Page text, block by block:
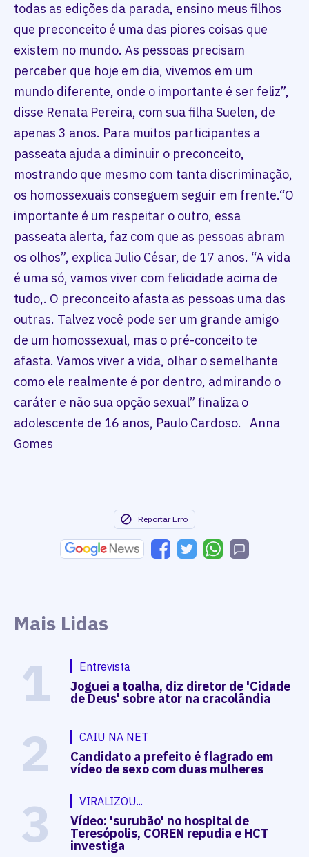
todas as edições da parada, ensino meus filhos
que preconceito é uma das piores coisas que
existem no mundo. As pessoas precisam
perceber que hoje em dia, vivemos em um
mundo diferente, onde o importante é ser feliz”,
disse Renata Pereira, com sua filha Suelen, de
apenas 3 anos. Para muitos participantes a
passeata ajuda a diminuir o preconceito,
mostrando que mesmo com tanta discriminação,
os homossexuais conseguem seguir em frente.“O
importante é um respeitar o outro, essa
passeata alerta, faz com que as pessoas abram
os olhos”, explica Julio César, de 17 anos. “A vida
é uma só, vamos viver com felicidade acima de
tudo,. O preconceito afasta as pessoas uma das
outras. Talvez você pode ser um grande amigo
de um homossexual, mas o pré-conceito te
afasta. Vamos viver a vida, olhar o semelhante
como ele realmente é por dentro, admirando o
caráter e não sua opção sexual” finaliza o
adolescente de 16 anos, Paulo Cardoso. Anna
Gomes
Reportar Erro
Mais Lidas
1 Entrevista
Joguei a toalha, diz diretor de 'Cidade
de Deus' sobre ator na cracolândia
2 CAIU NA NET
Candidato a prefeito é flagrado em
vídeo de sexo com duas mulheres
3 VIRALIZOU...
Vídeo: 'surubão' no hospital de
Teresópolis, COREN repudia e HCT
investiga